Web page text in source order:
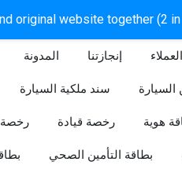
original website together (2
المدونة إنجازتنا
سند ملكية السيارة السيارة
رخصة رخصة قيادة هوية
بطاقة التأمين الصحي